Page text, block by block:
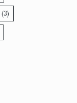
(3)